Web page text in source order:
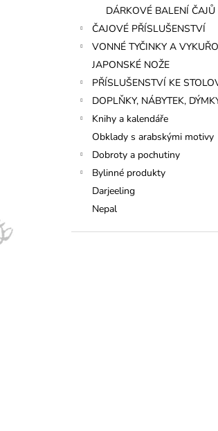
DÁRKOVÉ BALENÍ ČAJŮ
ČAJOVÉ PŘÍSLUŠENSTVÍ
VONNÉ TYČINKY A
JAPONSKÉ NOŽE
PŘÍSLUŠENSTVÍ KE
DOPLŇKY, NÁBYTEK,
Knihy a kalendáře
Obklady s arabskými motivy
Dobroty a pochutiny
Bylinné produkty
Darjeeling
Nepal